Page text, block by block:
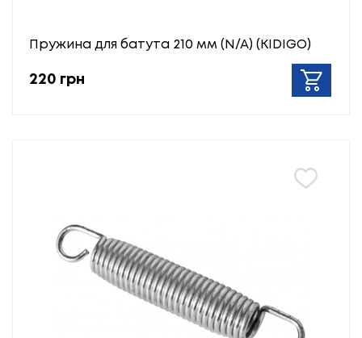
Пружина для батута 210 мм (N/A) (KIDIGO)
220 грн